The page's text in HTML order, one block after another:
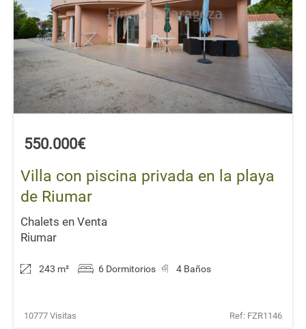
550.000€
Villa con piscina privada en la playa
de Riumar
Chalets en Venta
Riumar
243 m² 6 Dormitorios 4 Baños
10777 Visitas Ref: FZR1146